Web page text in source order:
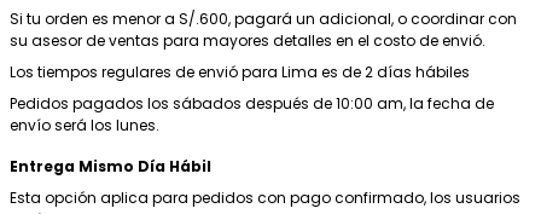
Si tu orden es menor a S/.600, pagará un adicional, o coordinar con
su asesor de ventas para mayores detalles en el costo de envió.
Los tiempos regulares de envió para Lima es de 2 días hábiles
Pedidos pagados los sábados después de 10:00 am, la fecha de
envío será los lunes.
Entrega Mismo Día Hábil
Esta opción aplica para pedidos con pago confirmado, los usuarios